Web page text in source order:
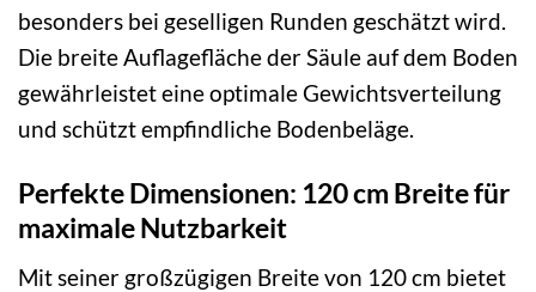
besonders bei geselligen Runden geschätzt wird.
Die breite Auflagefläche der Säule auf dem Boden
gewährleistet eine optimale Gewichtsverteilung
und schützt empfindliche Bodenbeläge.
Perfekte Dimensionen: 120 cm Breite für
maximale Nutzbarkeit
Mit seiner großzügigen Breite von 120 cm bietet